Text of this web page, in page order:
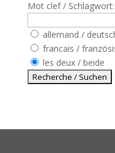
Mot clef / Schlagwort:
allemand /
francais /
les deux / beide